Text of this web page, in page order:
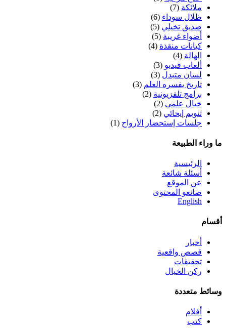
ملائكة
(7)
ظلال سوداء
صديق تخيلي (5)
أضواء غريبة (5)
كيانات منقذة (4)
الهالة
ألعاب فيديو (3)
لسان متبدل
تاريخ يفسره العلم (3)
برامج تلفزيونية (2)
خيال علمي (2)
تنويم إيحائي
جلسات إستحضار الأرواح
الطبيعة
الرئيسية
أسئلة شائعة
عن الموقع
صانعو المحتوى
English
قصص واقعية
تحقيقات
ركن الخيال
متعددة